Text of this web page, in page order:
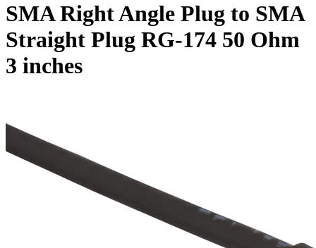
SMA Right Angle Plug to SMA
Straight Plug RG-174 50 Ohm
3 inches